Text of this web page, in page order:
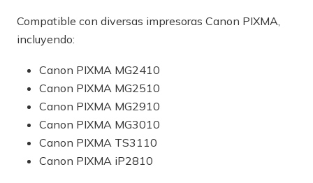
Compatible con diversas impresoras Canon PIXMA,
incluyendo:
Canon PIXMA MG2410
Canon PIXMA MG2510
Canon PIXMA MG2910
Canon PIXMA MG3010
Canon PIXMA TS3110
Canon PIXMA iP2810